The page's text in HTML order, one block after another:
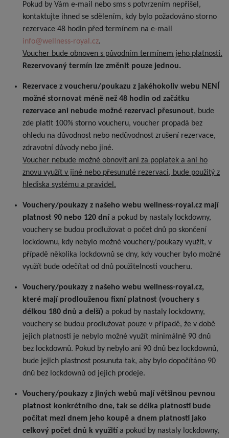
Pokud by Vám e-mail nebo sms s potvrzením nepřišel,
kontaktujte ihned se sdělením, kdy bylo požadováno storno
rezervace 48 hodin před termínem na e-mail
info@wellness-royal.cz.
Voucher bude obnoven s původním termínem jeho platnosti.
Rezervovaný termín lze změnit pouze jednou.
Rezervace z voucheru/poukazu z jakéhokoliv webu NENÍ
možné stornovat méně než 48 hodin od začátku
rezervace ani nebude možné rezervaci přesunout, bude
zde platit 100% storno voucheru, voucher propadá bez
ohledu na důvodnost nebo nedůvodnost zrušení rezervace,
zdravotní důvody nebo jiné.
Voucher nebude možné obnovit ani za poplatek a ani ho
znovu využít v jiné nebo přesunuté rezervaci, bude použitý z
hlediska systému a pravidel.
Vouchery/poukazy z našeho webu wellness-royal.cz mají
platnost 90 nebo 120 dní a pokud by nastaly lockdowny,
vouchery se budou prodlužovat o počet dnů po skončení
lockdownu, kdy nebylo možné vouchery/poukazy využít, v
případě několika lockdownů se dny, kdy voucher bylo možné
využít bude odečítat od dnů použitelnosti voucheru.
Vouchery/poukazy z našeho webu wellness-royal.cz,
které mají prodlouženou fixní platnost (vouchery s
délkou 180 dnů a delší) a pokud by nastaly lockdowny,
vouchery se budou prodlužovat pouze v případě, že v době
jejich platnosti je nebylo možné využít minimálně 90 dnů
bez lockdownů. Pokud by nebylo ani 90 dnů bez lockdownů,
bude jejich plastnost posunuta tak, aby bylo dopočítáno 90
dnů bez lockdownů od jejich prodeje.
Vouchery/poukazy z jiných webů mají většinou pevnou
platnost konkrétního dne, tak se délka platnosti bude
počítat mezi dnem jeho koupě a dnem platnosti jako
celkový počet dnů k využití a pokud by nastaly lockdowny,